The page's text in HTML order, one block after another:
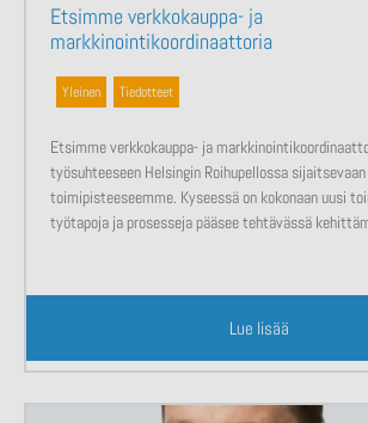
Etsimme verkkokauppa- ja
markkinointikoordinaattoria
Yleinen Tiedotteet
Etsimme verkkokauppa- ja
työsuhteeseen Helsingin Roihupellossa sijaitsevaan
toimipisteeseemme. Kyseessä on kokonaan uusi
työtapoja ja prosesseja pääsee tehtävässä
Lue lisää